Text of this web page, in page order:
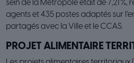
sein de la Métropole était de 7,21
agents et 435 postes adaptés sur
partagés avec la Ville et le CCAS.
PROJET ALIMENTAIRE